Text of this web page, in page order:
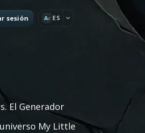
sesión A ES
El Generador
My Little